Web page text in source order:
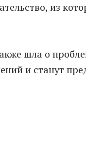
из
шла о
и станут